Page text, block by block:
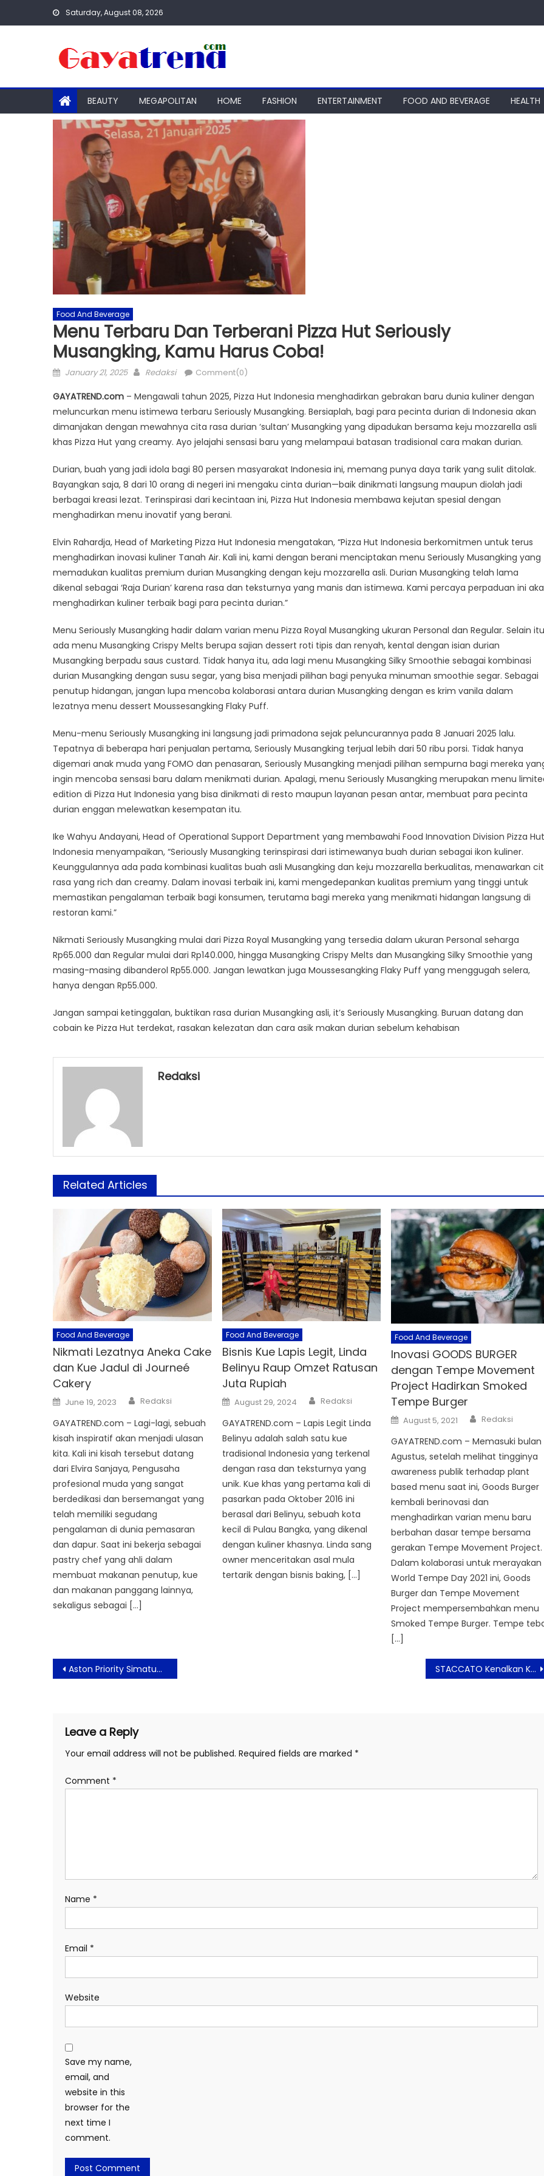
Saturday, August 08, 2026
BEAUTY MEGAPOLITAN HOME FASHION ENTERTAINMENT FOOD AND BEVERAGE HEALTH
Food And Beverage
Menu Terbaru Dan Terberani Pizza Hut Seriously
Musangking, Kamu Harus Coba!
Posted
January 21, 2025 Author
Redaksi Comment(0)
GAYATREND.com – Mengawali tahun 2025, Pizza Hut Indonesia menghadirkan gebrakan baru dunia kuliner dengan
meluncurkan menu istimewa terbaru Seriously Musangking. Bersiaplah, bagi para pecinta durian di Indonesia akan
dimanjakan dengan mewahnya cita rasa durian ‘sultan’ Musangking yang dipadukan bersama keju mozzarella asli
khas Pizza Hut yang creamy. Ayo jelajahi sensasi baru yang melampaui batasan tradisional cara makan durian.
Durian, buah yang jadi idola bagi 80 persen masyarakat Indonesia ini, memang punya daya tarik yang sulit ditolak.
Bayangkan saja, 8 dari 10 orang di negeri ini mengaku cinta durian—baik dinikmati langsung maupun diolah jadi
berbagai kreasi lezat. Terinspirasi dari kecintaan ini, Pizza Hut Indonesia membawa kejutan spesial dengan
menghadirkan menu inovatif yang berani.
Elvin Rahardja, Head of Marketing Pizza Hut Indonesia mengatakan, “Pizza Hut Indonesia berkomitmen untuk terus
menghadirkan inovasi kuliner Tanah Air. Kali ini, kami dengan berani menciptakan menu Seriously Musangking yang
memadukan kualitas premium durian Musangking dengan keju mozzarella asli. Durian Musangking telah lama
dikenal sebagai ‘Raja Durian’ karena rasa dan teksturnya yang manis dan istimewa. Kami percaya perpaduan ini
menghadirkan kuliner terbaik bagi para pecinta durian.”
Menu Seriously Musangking hadir dalam varian menu Pizza Royal Musangking ukuran Personal dan Regular. Selain
ada menu Musangking Crispy Melts berupa sajian dessert roti tipis dan renyah, kental dengan isian durian
Musangking berpadu saus custard. Tidak hanya itu, ada lagi menu Musangking Silky Smoothie sebagai kombinasi
durian Musangking dengan susu segar, yang bisa menjadi pilihan bagi penyuka minuman smoothie segar. Sebagai
penutup hidangan, jangan lupa mencoba kolaborasi antara durian Musangking dengan es krim vanila dalam
lezatnya menu dessert Moussesangking Flaky Puff.
Menu-menu Seriously Musangking ini langsung jadi primadona sejak peluncurannya pada 8 Januari 2025 lalu.
Tepatnya di beberapa hari penjualan pertama, Seriously Musangking terjual lebih dari 50 ribu porsi. Tidak hanya
digemari anak muda yang FOMO dan penasaran, Seriously Musangking menjadi pilihan sempurna bagi mereka
ingin mencoba sensasi baru dalam menikmati durian. Apalagi, menu Seriously Musangking merupakan menu
edition di Pizza Hut Indonesia yang bisa dinikmati di resto maupun layanan pesan antar, membuat para pecinta
durian enggan melewatkan kesempatan itu.
Ike Wahyu Andayani, Head of Operational Support Department yang membawahi Food Innovation Division Pizza Hut
Indonesia menyampaikan, “Seriously Musangking terinspirasi dari istimewanya buah durian sebagai ikon kuliner.
Keunggulannya ada pada kombinasi kualitas buah asli Musangking dan keju mozzarella berkualitas, menawarkan
rasa yang rich dan creamy. Dalam inovasi terbaik ini, kami mengedepankan kualitas premium yang tinggi untuk
memastikan pengalaman terbaik bagi konsumen, terutama bagi mereka yang menikmati hidangan langsung di
restoran kami.”
Nikmati Seriously Musangking mulai dari Pizza Royal Musangking yang tersedia dalam ukuran Personal seharga
Rp65.000 dan Regular mulai dari Rp140.000, hingga Musangking Crispy Melts dan Musangking Silky Smoothie yang
masing-masing dibanderol Rp55.000. Jangan lewatkan juga Moussesangking Flaky Puff yang menggugah selera,
hanya dengan Rp55.000.
Jangan sampai ketinggalan, buktikan rasa durian Musangking asli, it’s Seriously Musangking. Buruan datang dan
cobain ke Pizza Hut terdekat, rasakan kelezatan dan cara asik makan durian sebelum kehabisan
Redaksi
Related Articles
Food And Beverage
Nikmati Lezatnya Aneka Cake
dan Kue Jadul di Journeé
Cakery
Posted
on
June 19, 2023 Author
Redaksi
GAYATREND.com – Lagi-lagi, sebuah
kisah inspiratif akan menjadi ulasan
kita. Kali ini kisah tersebut datang
dari Elvira Sanjaya, Pengusaha
profesional muda yang sangat
berdedikasi dan bersemangat yang
telah memiliki segudang
pengalaman di dunia pemasaran
dan dapur. Saat ini bekerja sebagai
pastry chef yang ahli dalam
membuat makanan penutup, kue
dan makanan panggang lainnya,
sekaligus sebagai […]
Food And Beverage
Bisnis Kue Lapis Legit, Linda
Belinyu Raup Omzet Ratusan
Juta Rupiah
Posted
on
August 29, 2024 Author
Redaksi
GAYATREND.com – Lapis Legit Linda
Belinyu adalah salah satu kue
tradisional Indonesia yang terkenal
dengan rasa dan teksturnya yang
unik. Kue khas yang pertama kali di
pasarkan pada Oktober 2016 ini
berasal dari Belinyu, sebuah kota
kecil di Pulau Bangka, yang dikenal
dengan kuliner khasnya. Linda sang
owner menceritakan asal mula
tertarik dengan bisnis baking, […]
Food And Beverage
Inovasi GOODS BURGER
dengan Tempe Movement
Project Hadirkan Smoked
Tempe Burger
Posted
on
August 5, 2021 Author
Redaksi
GAYATREND.com – Memasuki bulan
Agustus, setelah melihat tingginya
awareness publik terhadap plant
based menu saat ini, Goods Burger
kembali berinovasi dan
menghadirkan varian menu baru
berbahan dasar tempe bersama
gerakan Tempe Movement Project.
Dalam kolaborasi untuk merayakan
World Tempe Day 2021 ini, Goods
Burger dan Tempe Movement
Project mempersembahkan menu
Smoked Tempe Burger. Tempe
[…]
Post
navigation
Aston Priority Simatupang Rekomendasi Hotel Untuk Merayakan Imlek di Jakarta Selatan STACCATO Kenalkan Koleksi Lunar New Year 2025
Leave a Reply
Your email address will not be published. Required fields are marked *
Comment *
Name *
Email *
Website
Save my name,
email, and
website in this
browser for the
next time I
comment.